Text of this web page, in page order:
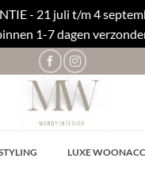
- 21 juli t/m 4
1-7 dagen
LUXE